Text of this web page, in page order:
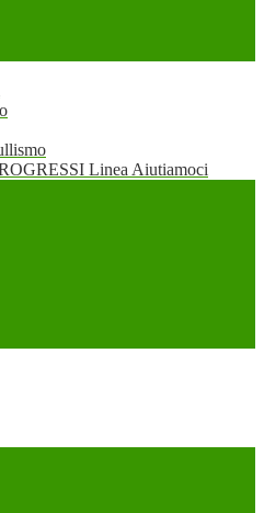
Linea Aiutiamoci